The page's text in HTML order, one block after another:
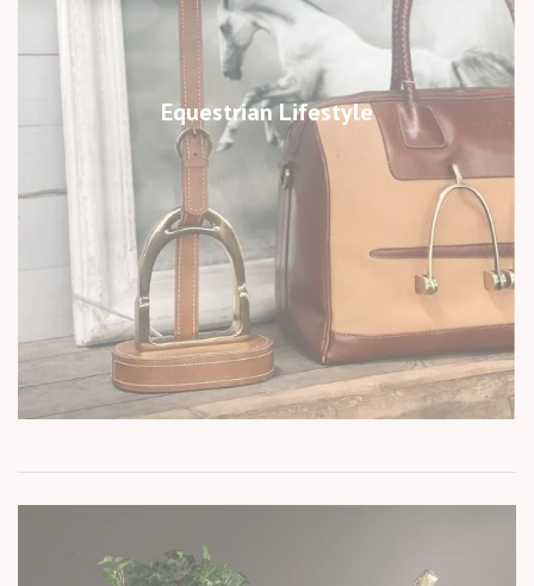
Equestrian Lifestyle